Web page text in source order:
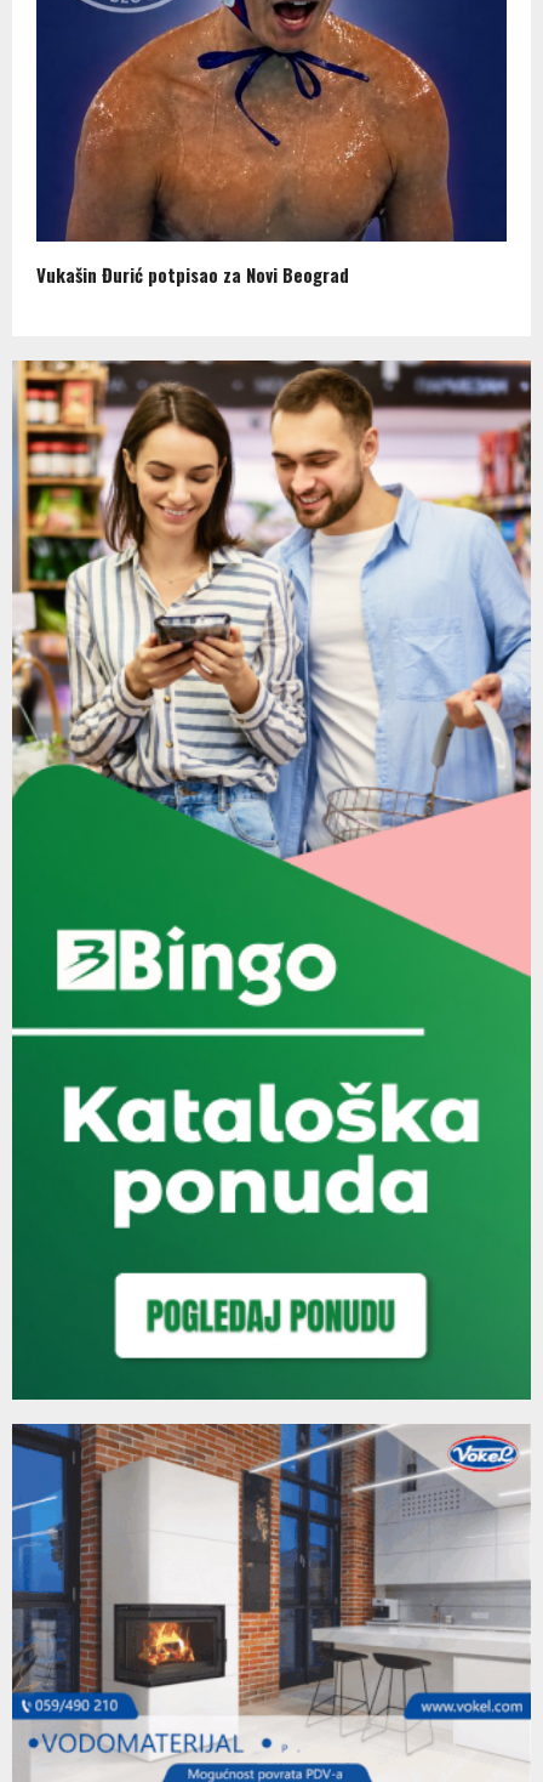
Vukašin Đurić potpisao za Novi Beograd